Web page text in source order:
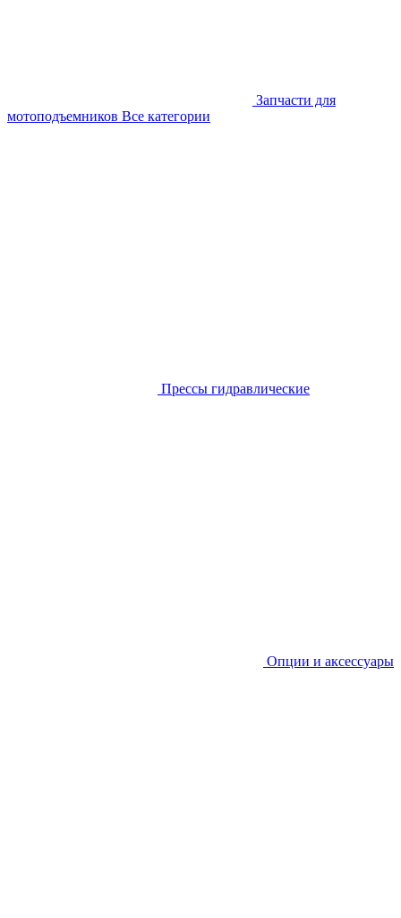
Запчасти для
мотоподъемников Все категории
Прессы гидравлические
Опции и аксессуары